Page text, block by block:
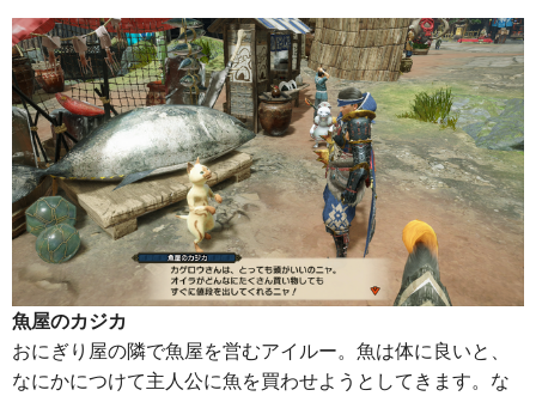
魚屋のカジカ
おにぎり屋の隣で魚屋を営むアイルー。魚は体に良いと、
なにかにつけて主人公に魚を買わせようとしてきます。な